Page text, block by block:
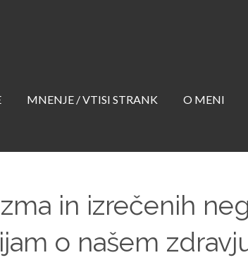
MNENJE / VTISI STRANK O MENI
in izrečenih
o našem